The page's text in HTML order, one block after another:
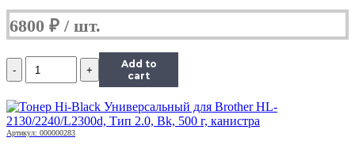
6800 ₽
Количество
Тонер
Black,
банка
50г,
Add to
cart
Артикул: 000000283